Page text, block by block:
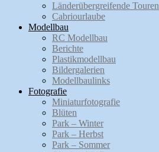
Länderübergreifende Touren
Cabriourlaube
Modellbau
RC Modellbau
Berichte
Plastikmodellbau
Bildergalerien
Modellbaulinks
Fotografie
Miniaturfotografie
Blüten
Park – Winter
Park – Herbst
Park – Sommer